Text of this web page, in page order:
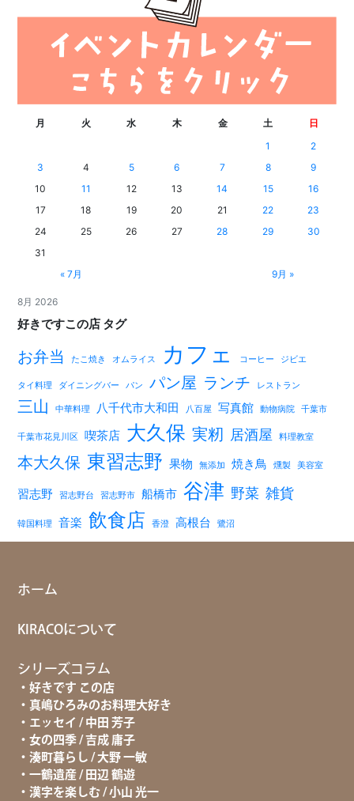
8月 2026
月 火 水 木 金 土
日
1
2
3
4 5 6 7 8
9
10
11 12 13 14 15
16
17
18 19 20 21 22
23
24
25 26 27 28 29
30
31
« 7月
9月 »
好きですこの店 タグ
お弁当 たこ焼き オムライス カフェ コーヒー ジビエ
タイ料理 ダイニングバー パン パン屋 ランチ レストラン
三山 中華料理 八千代市大和田 八百屋 写真館 動物病院 千葉市
千葉市花見川区 喫茶店 大久保 実籾 居酒屋 料理教室
本大久保 東習志野 果物 無添加 焼き鳥 燻製 美容室
習志野 習志野台 習志野市 船橋市 谷津 野菜 雑貨
韓国料理 音楽 飲食店 香澄 高根台 鷺沼
ホーム
KIRACOについて
シリーズコラム
好きです この店
真嶋ひろみのお料理大好き
エッセイ / 中田 芳子
女の四季 / 吉成 庸子
湊町暮らし / 大野 一敏
一鶴遺産 / 田辺 鶴遊
漢字を楽しむ / 小山 光一